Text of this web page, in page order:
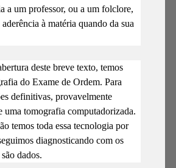
a um professor, ou a um folclore,
à matéria quando da sua
deste breve texto, temos
do Exame de Ordem. Para
definitivas, provavelmente
uma tomografia computadorizada.
temos toda essa tecnologia por
diagnosticando com os
dados.